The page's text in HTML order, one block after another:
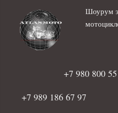
Шоурум
+7 980 800
+7 989 186 67 97